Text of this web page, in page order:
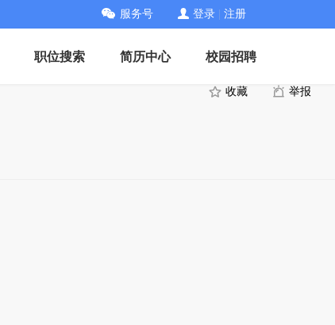
服务号 登录 注册
职位搜索 简历中心 校园招聘
收藏
举报